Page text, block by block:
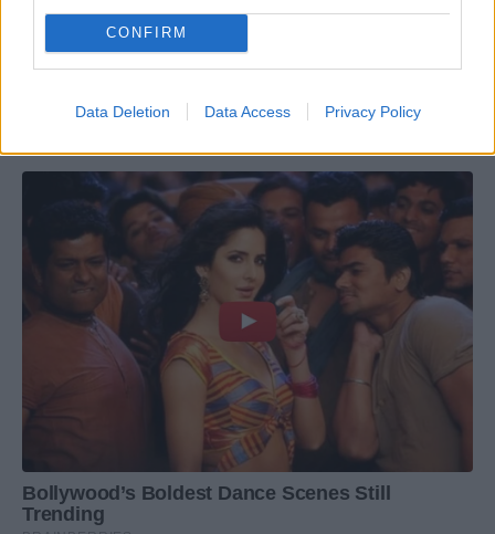
CONFIRM
Data Deletion Data Access Privacy Policy